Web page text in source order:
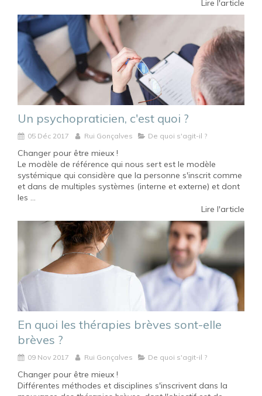
Lire l'article
Un psychopraticien, c'est quoi ?
05 Déc 2017 Rui Gonçalves De quoi s'agit-il ?
Changer pour être mieux !
Le modèle de référence qui nous sert est le modèle
systémique qui considère que la personne s'inscrit comme
et dans de multiples systèmes (interne et externe) et dont
les ...
Lire l'article
En quoi les thérapies brèves sont-elle
brèves ?
09 Nov 2017 Rui Gonçalves De quoi s'agit-il ?
Changer pour être mieux !
Différentes méthodes et disciplines s'inscrivent dans la